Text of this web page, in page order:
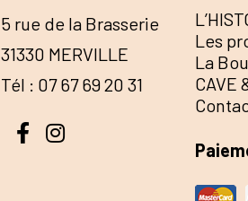
5 rue de la Brasserie
31330 MERVILLE
Tél : 07 67 69 20 31
Les
La
CAVE